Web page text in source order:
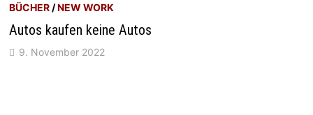
BÜCHER /NEW WORK
Autos kaufen keine Autos
9. November 2022